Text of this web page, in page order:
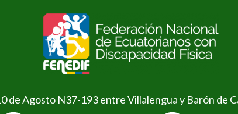
de Agosto N37-193 entre Villalengua y Barón de